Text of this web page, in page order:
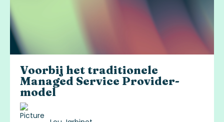
Voorbij het traditionele
Managed Service Provider-
model